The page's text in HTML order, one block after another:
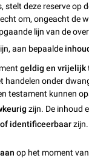
deze reserve op
om, ongeacht de
lijn van de
aan bepaalde
geldig en vrijelijk
handelen onder
testament kunnen
zijn. De inhoud
identificeerbaar
op het moment